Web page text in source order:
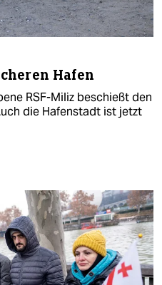
Hafen
RSF-Miliz beschießt den
die Hafenstadt ist jetzt